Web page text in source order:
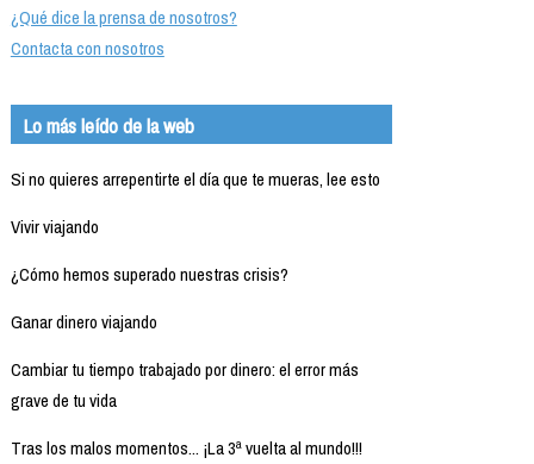
¿Qué dice la prensa de nosotros?
Contacta con nosotros
Lo más leído de la web
Si no quieres arrepentirte el día que te mueras, lee esto
Vivir viajando
¿Cómo hemos superado nuestras crisis?
Ganar dinero viajando
Cambiar tu tiempo trabajado por dinero: el error más
grave de tu vida
Tras los malos momentos... ¡La 3ª vuelta al mundo!!!